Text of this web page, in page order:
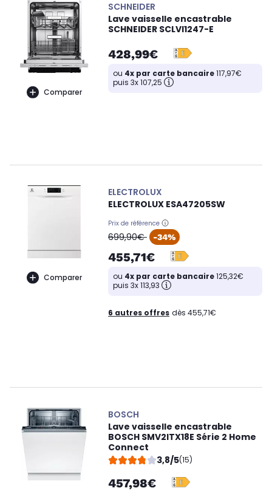
Comparer
SCHNEIDER
Lave vaisselle encastrable
SCHNEIDER SCLVI1247-E
428,99€
ou 4x par carte bancaire117,97€
puis 3x 107,25
Comparer
ELECTROLUX
ELECTROLUX ESA47205SW
Prix de référence
oldPrice
699,90€ -34%
455,71€
ou 4x par carte bancaire125,32€
puis 3x 113,93
6 autres offres dès 455,71€
BOSCH
Lave vaisselle encastrable
BOSCH SMV2ITX18E Série 2 Home
Connect
3,8/5(15)
457,98€